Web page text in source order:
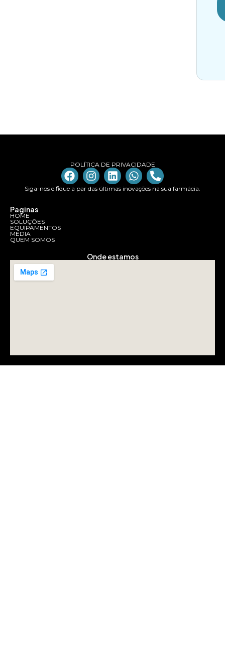
POLÍTICA DE PRIVACIDADE
Siga-nos e fique a par das últimas inovações na sua farmácia.
Paginas
HOME
SOLUÇÕES
EQUIPAMENTOS
MEDIA
QUEM SOMOS
Onde estamos